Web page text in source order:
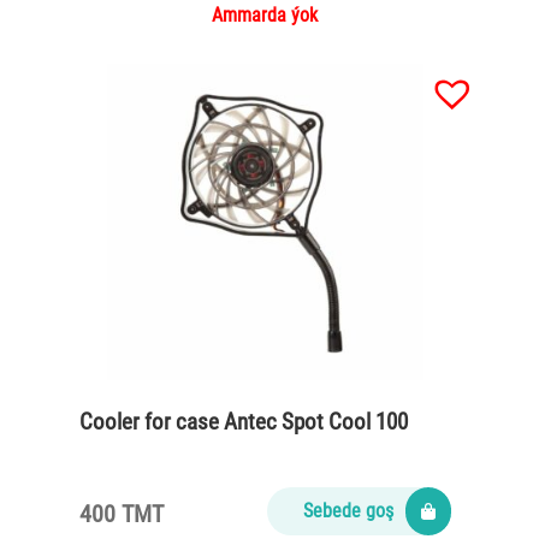
Ammarda ýok
Cooler for case Antec Spot Cool 100
400 TMT Sebede goş